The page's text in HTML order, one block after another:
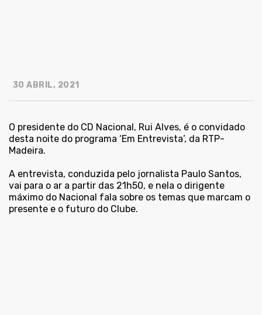
30 ABRIL, 2021
O presidente do CD Nacional, Rui Alves, é o convidado
desta noite do programa ‘Em Entrevista’, da RTP-
Madeira.
A entrevista, conduzida pelo jornalista Paulo Santos,
vai para o ar a partir das 21h50, e nela o dirigente
máximo do Nacional fala sobre os temas que marcam o
presente e o futuro do Clube.